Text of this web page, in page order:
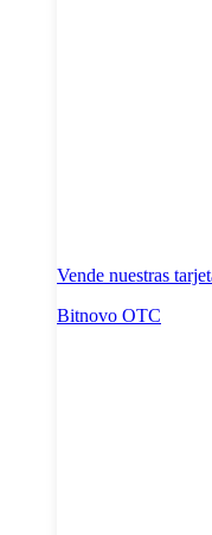
Vende nuestras
Bitnovo OTC